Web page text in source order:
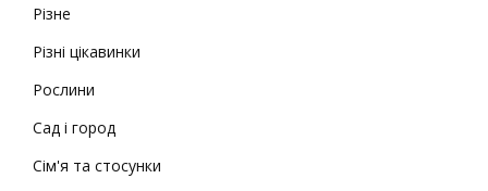
Різне
Різні цікавинки
Рослини
Сад і город
Сім'я та стосунки